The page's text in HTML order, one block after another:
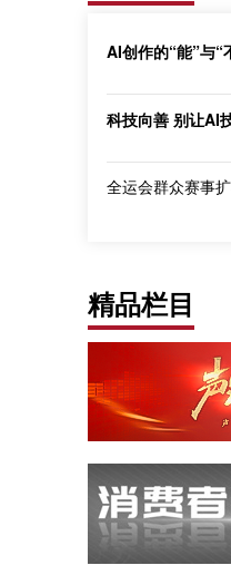
AI创作的“能”与“
科技向善 别让AI
全运会群众赛事
精品栏目